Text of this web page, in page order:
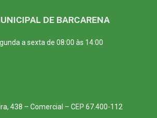
DE BARCARENA
a sexta de 08:00 às 14:00
438 – Comercial – CEP 67.400-112